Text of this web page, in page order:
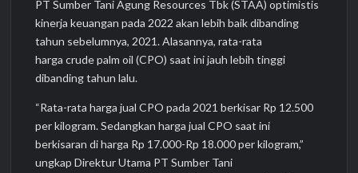
PT Sumber Tani Agung Resources Tbk (STAA) optimistis
kinerja keuangan pada 2022 akan lebih baik dibanding
tahun sebelumnya, 2021. Alasannya, rata-rata
harga crude palm oil (CPO) saat ini jauh lebih tinggi
dibanding tahun lalu.
“Rata-rata harga jual CPO pada 2021 berkisar Rp 12.500
per kilogram. Sedangkan harga jual CPO saat ini
berkisaran di harga Rp 17.000-Rp 18.000 per kilogram,”
ungkap Direktur Utama PT Sumber Tani